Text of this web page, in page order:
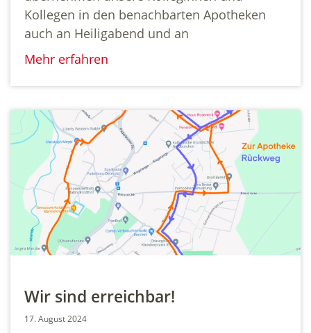
Kollegen in den benachbarten Apotheken
auch an Heiligabend und an
Mehr erfahren
Wir sind erreichbar!
17. August 2024